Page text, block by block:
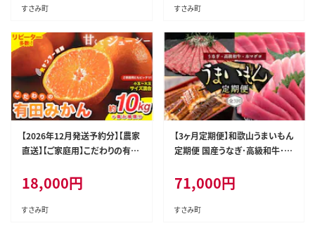
すさみ町
110D】
すさみ町
【2026年12月発送予約分】【農家
直送】【ご家庭用】こだわりの有田
償分) 有機質肥料100% サイズ
混合 ※北海道・沖縄・離島配送
不可【nuk101-12C】
18,000円
すさみ町
【3ヶ月定期便】和歌山うまいもん
定期便 国産うなぎ･高級和牛･本
け！/ウナギ 鰻 牛肉 黒毛和牛 熊
野牛 鮪 まぐろ【tkb300】
71,000円
すさみ町